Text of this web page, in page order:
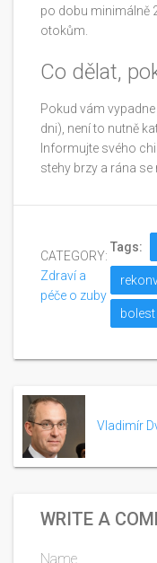
po dobu minimálně
otokům.
Co dělat,
Pokud vám
dni), není to nutně
Informujte svého
stehy brzy a rána se
CATEGORY:
Zdraví a
péče o zuby
Tags:
bolest
Vladimír
WRITE A
Name